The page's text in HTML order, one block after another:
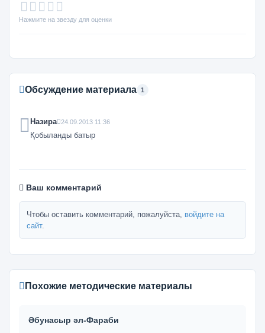
Нажмите на звезду для оценки
Обсуждение материала 1
Назира 24.09.2013 11:36
Қобыланды батыр
Ваш комментарий
Чтобы оставить комментарий, пожалуйста, войдите на
сайт.
Похожие методические материалы
Әбунасыр әл-Фараби